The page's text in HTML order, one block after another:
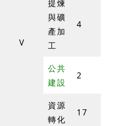
V
提煉
與礦
產加
工
4
公共
建設
2
資源
轉化
17